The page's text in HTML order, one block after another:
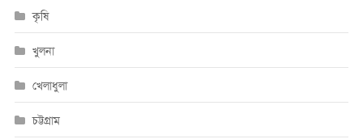
কৃষি
খুলনা
খেলাধুলা
চট্টগ্রাম